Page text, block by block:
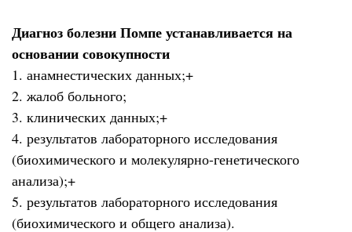
Диагноз болезни Помпе устанавливается на
основании совокупности
1. анамнестических данных;+
2. жалоб больного;
3. клинических данных;+
4. результатов лабораторного исследования
(биохимического и молекулярно-генетического
анализа);+
5. результатов лабораторного исследования
(биохимического и общего анализа).